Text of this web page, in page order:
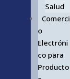
Salud
Comerci
o
Electróni
co para
Producto